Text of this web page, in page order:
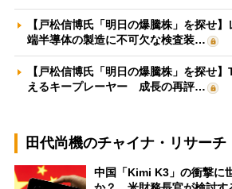
【戸松信博氏「明日の爆騰株」を探せ
端半導体の製造に不可欠な検査装…
【戸松信博氏「明日の爆騰株」を探せ
えるキープレーヤー 成長の再評…
田代尚機のチャイナ・リサーチ
中国「Kimi K3」の衝撃に